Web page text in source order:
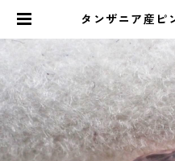
タンザニア産ピ
3ct